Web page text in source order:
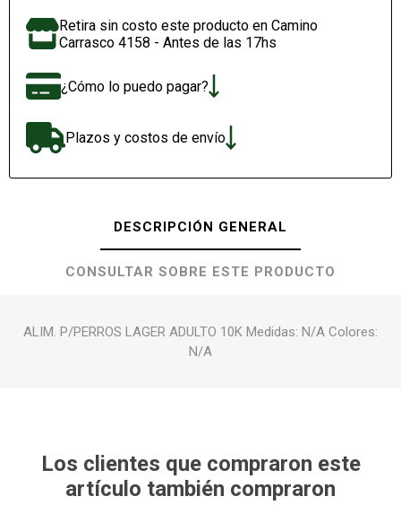
Retira sin costo este producto en Camino
Carrasco 4158 - Antes de las 17hs
¿Cómo lo puedo pagar?
Plazos y costos de envío
DESCRIPCIÓN GENERAL
CONSULTAR SOBRE ESTE PRODUCTO
ALIM. P/PERROS LAGER ADULTO 10K Medidas: N/A Colores:
N/A
Los clientes que compraron este
artículo también compraron